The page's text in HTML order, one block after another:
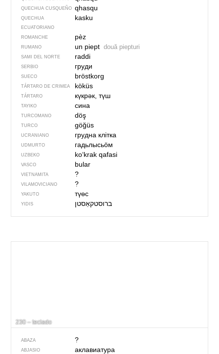
QUECHUA CUSQUEÑO qhasqu
QUECHUA
ECUATORIANO
kasku
ROMANCHE pèz
RUMANO un piept două piepturi
SAMI DEL NORTE raddi
SERBIO груди
SUECO bröstkorg
TÁRTARO DE CRIMEA köküs
TÁRTARO күкрәк, түш
TAYIKO сина
TURCOMANO döş
TURCO göğüs
UCRANIANO грудна клітка
UDMURTO гадьлысьӧм
UZBEKO ko‘krak qafasi
VASCO bular
VIETNAMITA ?
VILAMOVICIANO ?
YAKUTO түөс
YIDIS ברוסטקאַסטן
230 – teclado
ABAZA ?
ABJASIO аклавиатура